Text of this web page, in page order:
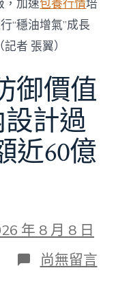
，加速包養行情培
“穩油增氣”成長
者 張翼）
御價值
計過
近60億
年 8 月 8 日
在
〈當
尚無留言